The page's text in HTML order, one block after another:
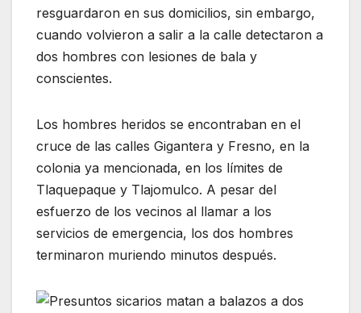
resguardaron en sus domicilios, sin embargo,
cuando volvieron a salir a la calle detectaron a
dos hombres con lesiones de bala y
conscientes.
Los hombres heridos se encontraban en el
cruce de las calles Gigantera y Fresno, en la
colonia ya mencionada, en los límites de
Tlaquepaque y Tlajomulco. A pesar del
esfuerzo de los vecinos al llamar a los
servicios de emergencia, los dos hombres
terminaron muriendo minutos después.